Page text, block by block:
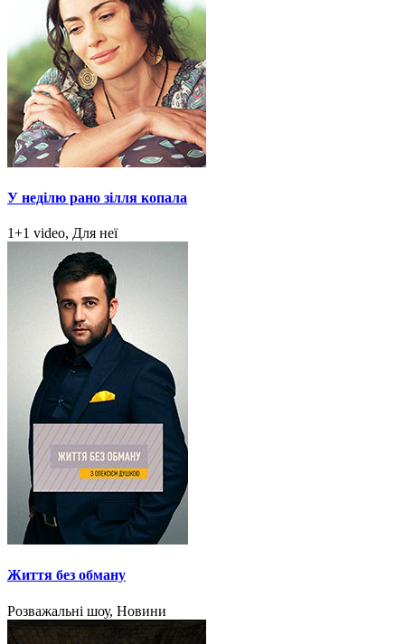
У неділю рано зілля копала
1+1 video, Для неї
Життя без обману
Розважальні шоу, Новини